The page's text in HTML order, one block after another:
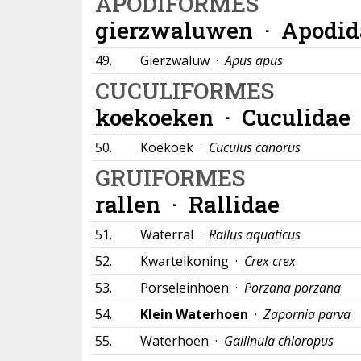
gierzwaluwen ·
49. Gierzwaluw ·Apus apus
CUCULIFORMES
koekoeken · Cuculidae
50. Koekoek · Cuculus canorus
GRUIFORMES
rallen · Rallidae
51. Waterral · Rallus aquaticus
52.
Kwartelkoning · Crex crex
53.
Porseleinhoen · Porzana porzana
54.
Klein Waterhoen · Zapornia parva
55.
Waterhoen · Gallinula chloropus